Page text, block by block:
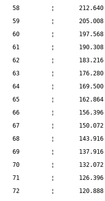
58         ¦
59         ¦
60         ¦
61         ¦
62         ¦
63         ¦
64         ¦
65         ¦
66         ¦
67         ¦
68         ¦
69         ¦
70         ¦
71         ¦
72         ¦